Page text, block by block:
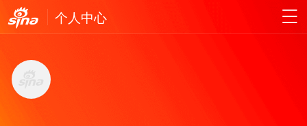
个人中心